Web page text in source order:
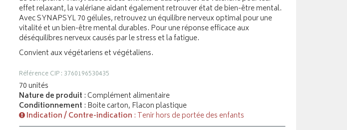
effet relaxant, la valériane aidant également retrouver état de bien-être mental.
Avec SYNAPSYL 70 gélules, retrouvez un équilibre nerveux optimal pour une
vitalité et un bien-être mental durables. Pour une réponse efficace aux
déséquilibres nerveux causés par le stress et la fatigue.
Convient aux végétariens et végétaliens.
Référence CIP : 3760196530435
70 unités
Nature de produit : Complément alimentaire
Conditionnement : Boite carton, Flacon plastique
Indication / Contre-indication : Tenir hors de portée des enfants